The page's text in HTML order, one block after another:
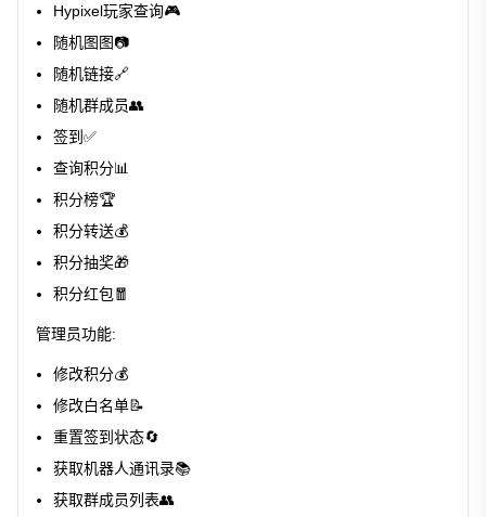
Hypixel玩家查询🎮
随机图图📷
随机链接🔗
随机群成员👥
签到✅
查询积分📊
积分榜🏆
积分转送💰
积分抽奖🎁
积分红包🧧
管理员功能:
修改积分💰
修改白名单📝
重置签到状态🔄
获取机器人通讯录📚
获取群成员列表👥